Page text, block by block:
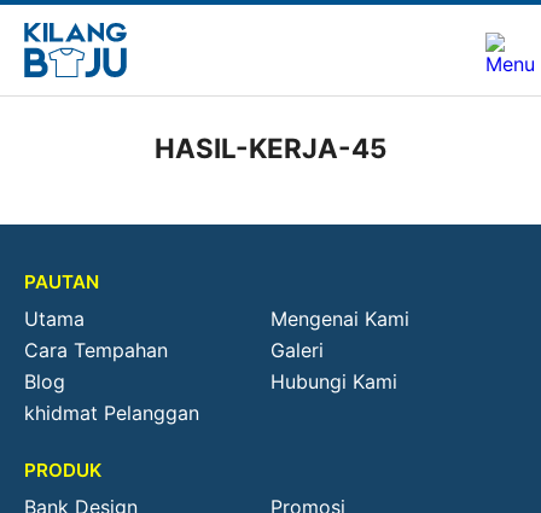
HASIL-KERJA-45
PAUTAN
Utama
Mengenai Kami
Cara Tempahan
Galeri
Blog
Hubungi Kami
khidmat Pelanggan
PRODUK
Bank Design
Promosi